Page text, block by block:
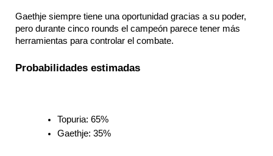
Gaethje siempre tiene una oportunidad gracias a su poder,
pero durante cinco rounds el campeón parece tener más
herramientas para controlar el combate.
Probabilidades estimadas
Topuria: 65%
Gaethje: 35%